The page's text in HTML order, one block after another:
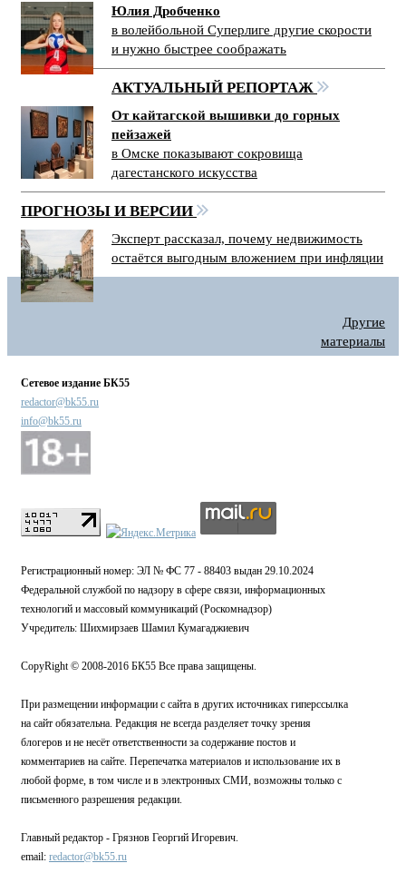
Юлия Дробченко
в волейбольной Суперлиге другие скорости
и нужно быстрее соображать
АКТУАЛЬНЫЙ РЕПОРТАЖ
От кайтагской вышивки до горных
пейзажей
в Омске показывают сокровища
дагестанского искусства
ПРОГНОЗЫ И ВЕРСИИ
Эксперт рассказал, почему недвижимость
остаётся выгодным вложением при инфляции
Другие
материалы
Сетевое издание БК55
redactor@bk55.ru
info@bk55.ru
Регистрационный номер: ЭЛ № ФС 77 - 88403 выдан 29.10.2024
Федеральной службой по надзору в сфере связи, информационных
технологий и массовый коммуникаций (Роскомнадзор)
Учредитель: Шихмирзаев Шамил Кумагаджиевич
CopyRight © 2008-2016 БК55 Все права защищены.
При размещении информации с сайта в других источниках гиперссылка
на сайт обязательна. Редакция не всегда разделяет точку зрения
блогеров и не несёт ответственности за содержание постов и
комментариев на сайте. Перепечатка материалов и использование их в
любой форме, в том числе и в электронных СМИ, возможны только с
письменного разрешения редакции.
Главный редактор - Грязнов Георгий Игоревич.
email: redactor@bk55.ru